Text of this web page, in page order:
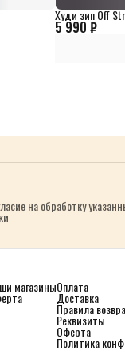
5 990 ₽
Худи зип Off
на обработку
магазиныОплата
Доставка
Правила
Реквизиты
Оферта
Политика